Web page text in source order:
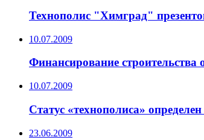
Технополис "Химград"
10.07.2009
Финансирование
10.07.2009
Статус «технополиса»
23.06.2009